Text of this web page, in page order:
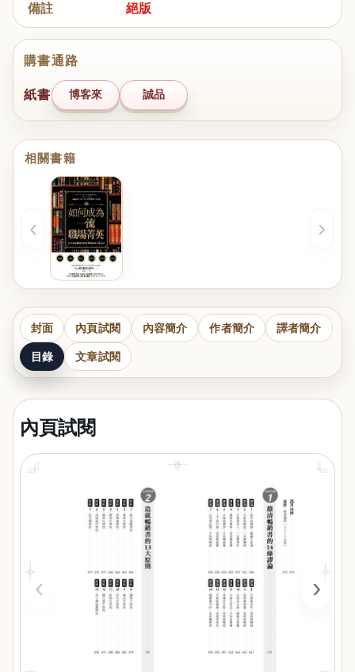
備註
絕版
購書通路
紙書 博客來 誠品
相關書籍
‹ ›
封面 內頁試閱 內容簡介 作者簡介 譯者簡介
目錄 文章試閱
內頁試閱
‹ ›